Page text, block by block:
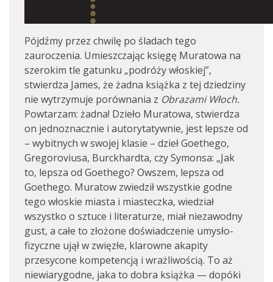
Pójdźmy przez chwilę po śladach tego
zauroczenia. Umieszczając księgę Muratowa na
szerokim tle gatunku „podróży włoskiej”,
stwierdza James, że żadna książka z tej dziedziny
nie wytrzymuje porównania z Obrazami Włoch.
Powtarzam: żadna! Dzieło Muratowa, stwierdza
on jednoznacznie i autorytatywnie, jest lepsze od
– wybitnych w swojej klasie – dzieł Goethego,
Gregoroviusa, Burckhardta, czy Symonsa: „Jak
to, lepsza od Goethego? Owszem, lepsza od
Goethego. Muratow zwiedził wszystkie godne
tego włoskie miasta i miasteczka, wiedział
wszystko o sztuce i literaturze, miał niezawodny
gust, a całe to złożone doświadczenie umysło-
fizyczne ujął w zwięzłe, klarowne akapity
przesycone kompetencją i wrażliwością. To aż
niewiarygodne, jaka to dobra książka — dopóki